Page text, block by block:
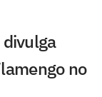
no